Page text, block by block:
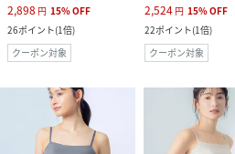
2,898 円 15%OFF
26ポイント(1倍)
クーポン対象
2,524 円 15%OFF
22ポイント(1倍)
クーポン対象